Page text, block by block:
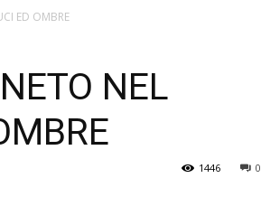
Veneto
ED OMBRE
NEL
0
1446